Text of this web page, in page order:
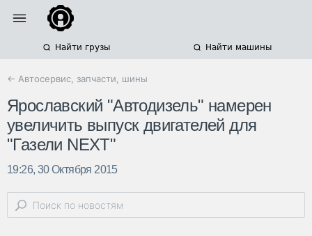
Найти грузы Найти машины
← Автосервис, запчасти, шины
Ярославский "Автодизель" намерен
увеличить выпуск двигателей для
"Газели NEXT"
19:26, 30 Октября 2015